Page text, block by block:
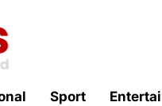
Sport